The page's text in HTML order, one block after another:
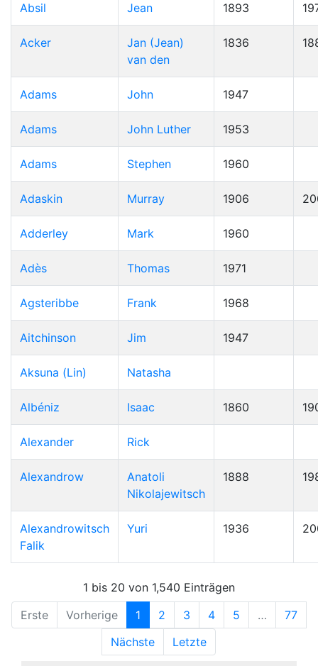
Absil Jean 1893
Acker
Jan (Jean)
van den
1836
Adams John 1947
Adams John Luther 1953
Adams Stephen 1960
Adaskin Murray 1906
Adderley Mark 1960
Adès Thomas 1971
Agsteribbe Frank 1968
Aitchinson Jim 1947
Aksuna (Lin) Natasha
Albéniz Isaac 1860
Alexander Rick
Alexandrow
Anatoli
Nikolajewitsch
1888
Alexandrowitsch
Falik
Yuri 1936
1 bis 20 von 1,540 Einträgen
Erste
Vorherige 1 2 3 4 5 …
77
Nächste
Letzte